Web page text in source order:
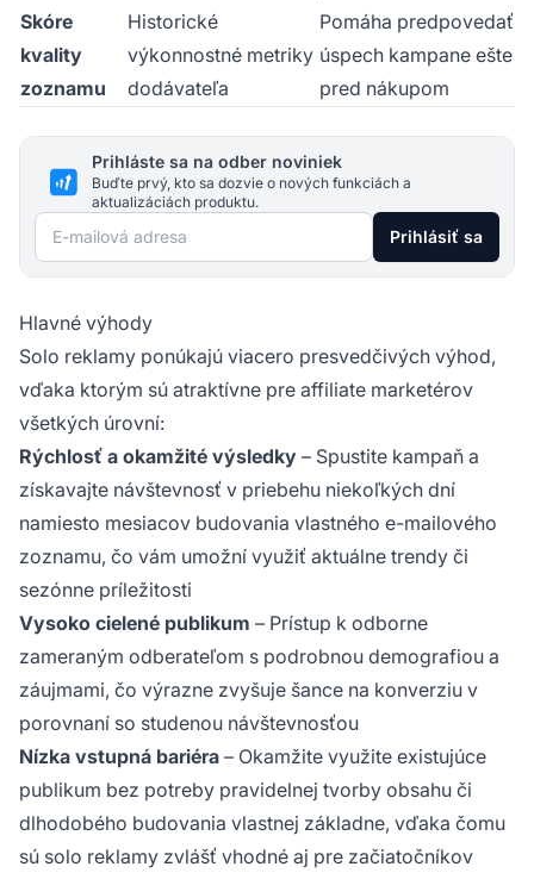
Skóre
kvality
zoznamu
Historické
výkonnostné metriky
dodávateľa
Pomáha predpovedať
úspech kampane ešte
pred nákupom
Prihláste sa na odber noviniek
Buďte prvý, kto sa dozvie o nových funkciách a
aktualizáciách produktu.
E-mailová adresa Prihlásiť sa
Hlavné výhody
Solo reklamy ponúkajú viacero presvedčivých výhod,
vďaka ktorým sú atraktívne pre affiliate marketérov
všetkých úrovní:
Rýchlosť a okamžité výsledky – Spustite kampaň a
získavajte návštevnosť v priebehu niekoľkých dní
namiesto mesiacov budovania vlastného e-mailového
zoznamu, čo vám umožní využiť aktuálne trendy či
sezónne príležitosti
Vysoko cielené publikum – Prístup k odborne
zameraným odberateľom s podrobnou demografiou a
záujmami, čo výrazne zvyšuje šance na konverziu v
porovnaní so studenou návštevnosťou
Nízka vstupná bariéra – Okamžite využite existujúce
publikum bez potreby pravidelnej tvorby obsahu či
dlhodobého budovania vlastnej základne, vďaka čomu
sú solo reklamy zvlášť vhodné aj pre začiatočníkov